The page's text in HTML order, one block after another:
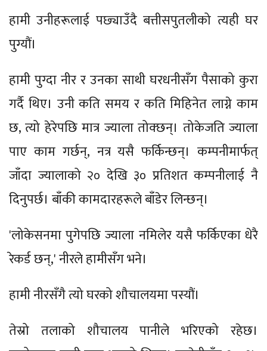
हामी उनीहरूलाई पछ्याउँदै बत्तीसपुतलीको त्यही घर
पुग्यौं।
हामी पुग्दा नीर र उनका साथी घरधनीसँग पैसाको कुरा
गर्दै थिए। उनी कति समय र कति मिहिनेत लाग्ने काम
छ, त्यो हेरेपछि मात्र ज्याला तोक्छन्। तोकेजति ज्याला
पाए काम गर्छन्, नत्र यसै फर्किन्छन्। कम्पनीमार्फत्
जाँदा ज्यालाको २० देखि ३० प्रतिशत कम्पनीलाई नै
दिनुपर्छ। बाँकी कामदारहरूले बाँडेर लिन्छन्।
'लोकेसनमा पुगेपछि ज्याला नमिलेर यसै फर्किएका धेरै
रेकर्ड छन्,' नीरले हामीसँग भने।
हामी नीरसँगै त्यो घरको शौचालयमा पस्यौं।
तेस्रो तलाको शौचालय पानीले भरिएको रहेछ।